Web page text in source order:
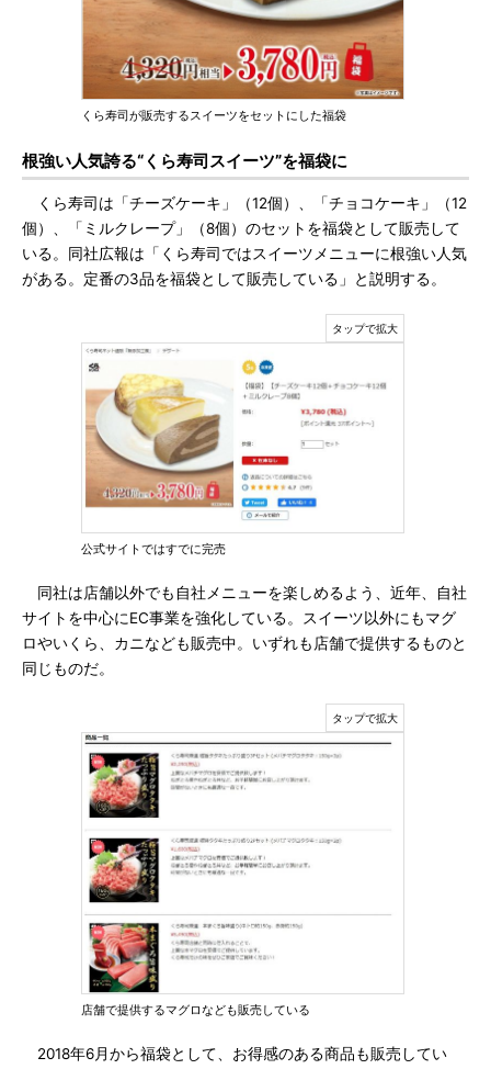
くら寿司が販売するスイーツをセットにした福袋
根強い人気誇る“くら寿司スイーツ”を福袋に
くら寿司は「チーズケーキ」（12個）、「チョコケーキ」（12
個）、「ミルクレープ」（8個）のセットを福袋として販売して
いる。同社広報は「くら寿司ではスイーツメニューに根強い人気
がある。定番の3品を福袋として販売している」と説明する。
公式サイトではすでに完売
同社は店舗以外でも自社メニューを楽しめるよう、近年、自社
サイトを中心にEC事業を強化している。スイーツ以外にもマグ
ロやいくら、カニなども販売中。いずれも店舗で提供するものと
同じものだ。
店舗で提供するマグロなども販売している
2018年6月から福袋として、お得感のある商品も販売してい